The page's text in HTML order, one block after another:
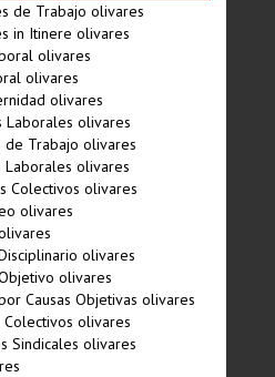
de Trabajo olivares
in Itinere olivares
olivares
olivares
olivares
Laborales olivares
de Trabajo olivares
Laborales olivares
Colectivos olivares
olivares
olivares
olivares
Causas Objetivas olivares
olivares
Sindicales olivares